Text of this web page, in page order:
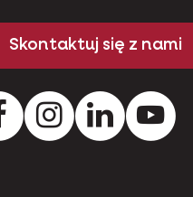
Skontaktuj się z nami
FacebookInstagramPinterest